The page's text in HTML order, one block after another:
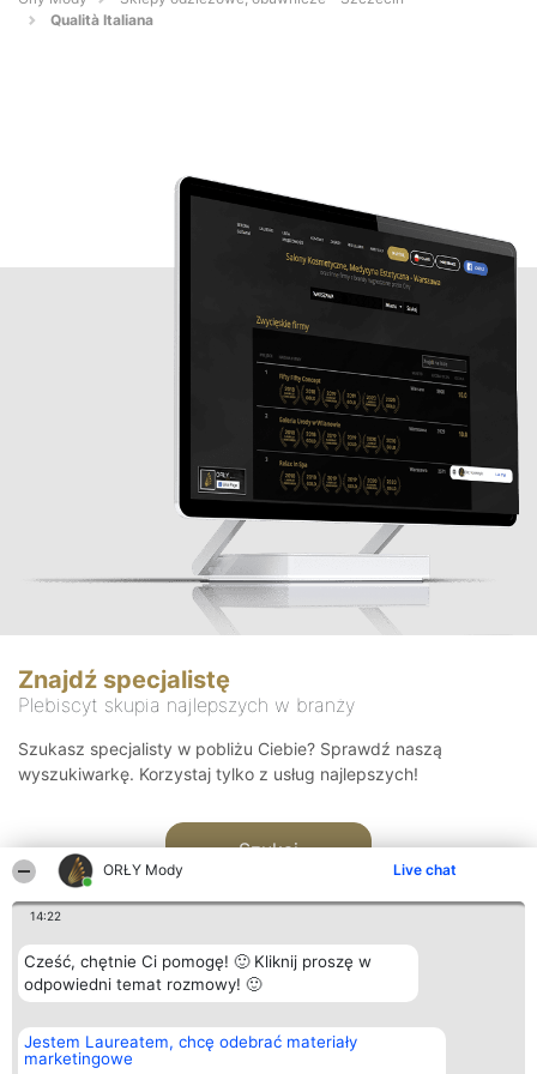
ORŁY Mody Live chat
14:22
Cześć, chętnie Ci pomogę! 🙂 Kliknij proszę w
odpowiedni temat rozmowy! 🙂
Jestem Laureatem, chcę odebrać materiały
marketingowe
Qualità Italiana
Znajdź specjalistę
Plebiscyt skupia najlepszych w branży
Szukasz specjalisty w pobliżu Ciebie? Sprawdź naszą
wyszukiwarkę. Korzystaj tylko z usług najlepszych!
Szukaj
Organizator plebiscytu
Bright Side Solutions sp. z o.
o. sp. k.
Plebiscyt
Laureaci
Kontakt
Kontakt